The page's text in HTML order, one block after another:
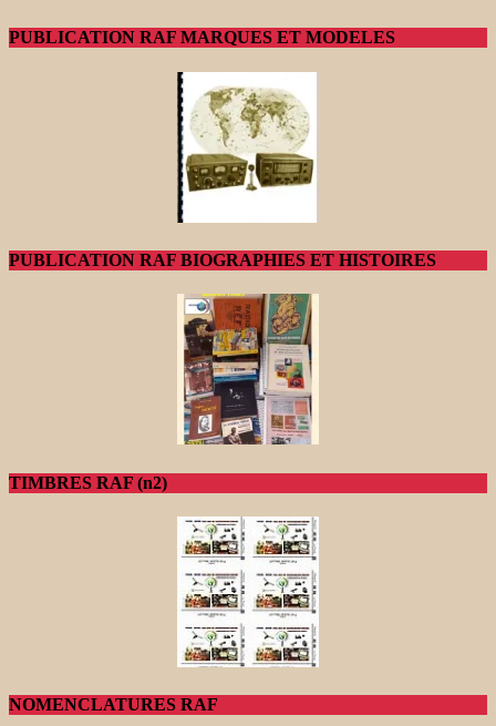
PUBLICATION RAF MARQUES ET MODELES
PUBLICATION RAF BIOGRAPHIES ET HISTOIRES
TIMBRES RAF (n2)
NOMENCLATURES RAF